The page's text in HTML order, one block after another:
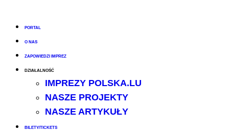
PORTAL
O NAS
ZAPOWIEDZI IMPREZ
DZIAŁALNOŚĆ
IMPREZY POLSKA.LU
NASZE PROJEKTY
NASZE ARTYKUŁY
BILETY/TICKETS